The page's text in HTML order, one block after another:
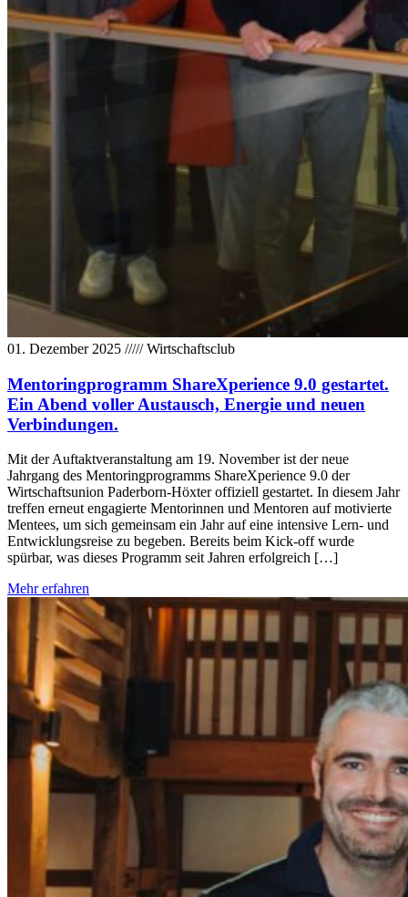
01. Dezember 2025 /////Wirtschaftsclub
Mentoringprogramm ShareXperience 9.0 gestartet.
Ein Abend voller Austausch, Energie und neuen
Verbindungen.
Mit der Auftaktveranstaltung am 19. November ist der neue
Jahrgang des Mentoringprogramms ShareXperience 9.0 der
Wirtschaftsunion Paderborn-Höxter offiziell gestartet. In diesem Jahr
treffen erneut engagierte Mentorinnen und Mentoren auf motivierte
Mentees, um sich gemeinsam ein Jahr auf eine intensive Lern- und
Entwicklungsreise zu begeben. Bereits beim Kick-off wurde
spürbar, was dieses Programm seit Jahren erfolgreich […]
Mehr erfahren